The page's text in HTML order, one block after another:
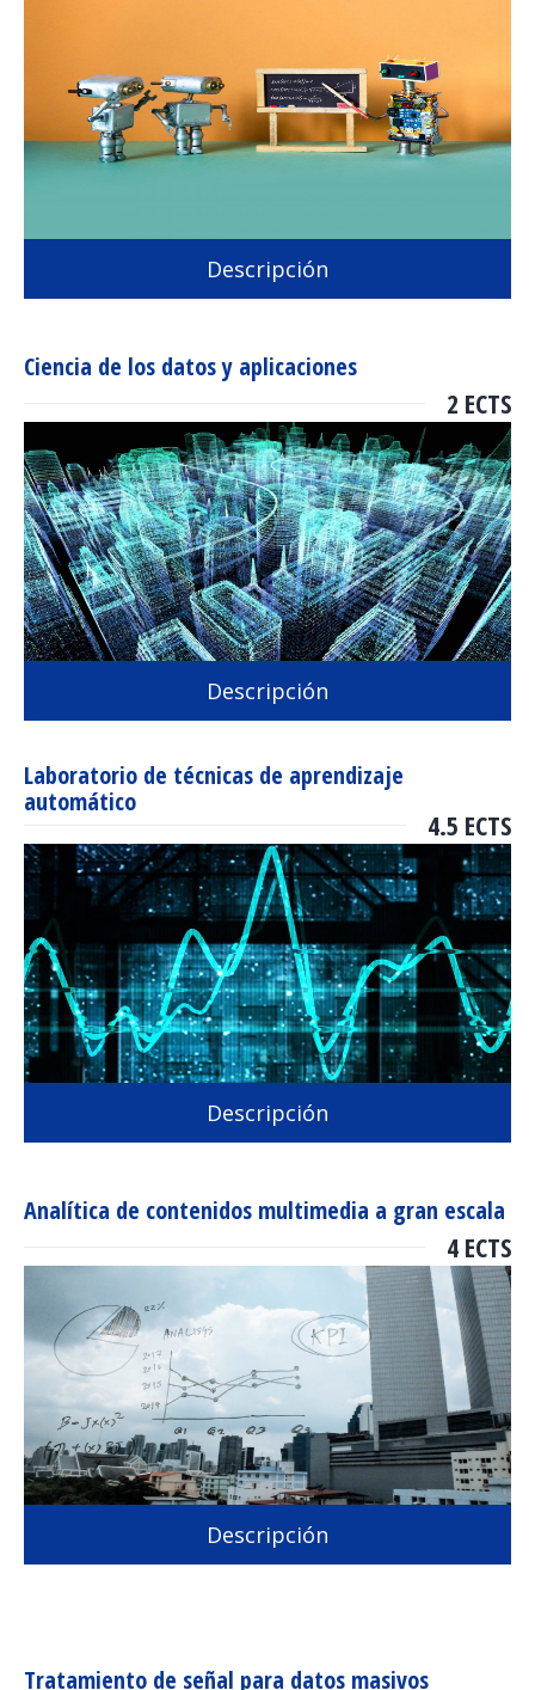
Descripción
Ciencia de los datos y aplicaciones
2 ECTS
Descripción
Laboratorio de técnicas de aprendizaje
automático
4.5 ECTS
Descripción
Analítica de contenidos multimedia a gran escala
4 ECTS
Descripción
Tratamiento de señal para datos masivos